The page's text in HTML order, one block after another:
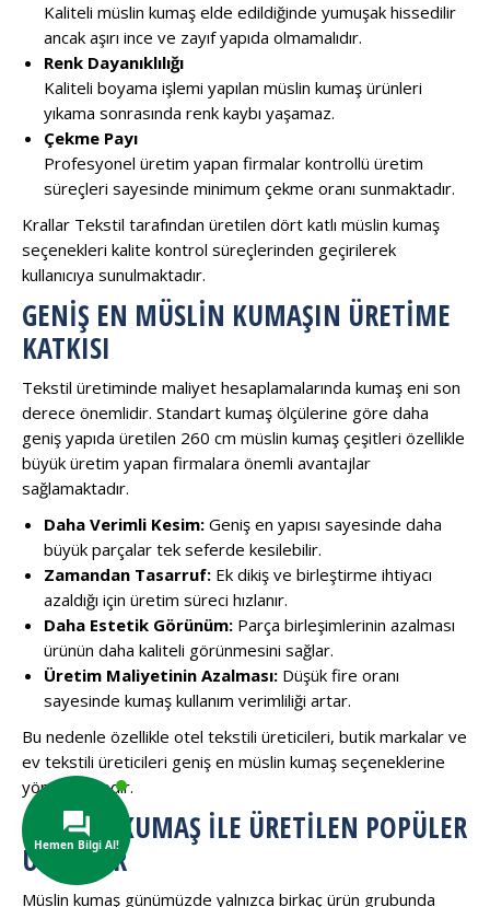
Kaliteli müslin kumaş elde edildiğinde yumuşak hissedilir
ancak aşırı ince ve zayıf yapıda olmamalıdır.
Renk Dayanıklılığı
Kaliteli boyama işlemi yapılan müslin kumaş ürünleri
yıkama sonrasında renk kaybı yaşamaz.
Çekme Payı
Profesyonel üretim yapan firmalar kontrollü üretim
süreçleri sayesinde minimum çekme oranı sunmaktadır.
Krallar Tekstil tarafından üretilen dört katlı müslin kumaş
seçenekleri kalite kontrol süreçlerinden geçirilerek
kullanıcıya sunulmaktadır.
GENIŞ EN MÜSLIN KUMAŞIN ÜRETIME
KATKISI
Tekstil üretiminde maliyet hesaplamalarında kumaş eni son
derece önemlidir. Standart kumaş ölçülerine göre daha
geniş yapıda üretilen 260 cm müslin kumaş çeşitleri özellikle
büyük üretim yapan firmalara önemli avantajlar
sağlamaktadır.
Daha Verimli Kesim: Geniş en yapısı sayesinde daha
büyük parçalar tek seferde kesilebilir.
Zamandan Tasarruf: Ek dikiş ve birleştirme ihtiyacı
azaldığı için üretim süreci hızlanır.
Daha Estetik Görünüm: Parça birleşimlerinin azalması
ürünün daha kaliteli görünmesini sağlar.
Üretim Maliyetinin Azalması: Düşük fire oranı
sayesinde kumaş kullanım verimliliği artar.
Bu nedenle özellikle otel tekstili üreticileri, butik markalar ve
ev tekstili üreticileri geniş en müslin kumaş seçeneklerine
yönelmektedir.
MÜSLIN KUMAŞ ILE ÜRETILEN POPÜLER
ÜRÜNLER
Müslin kumaş günümüzde yalnızca birkaç ürün grubunda